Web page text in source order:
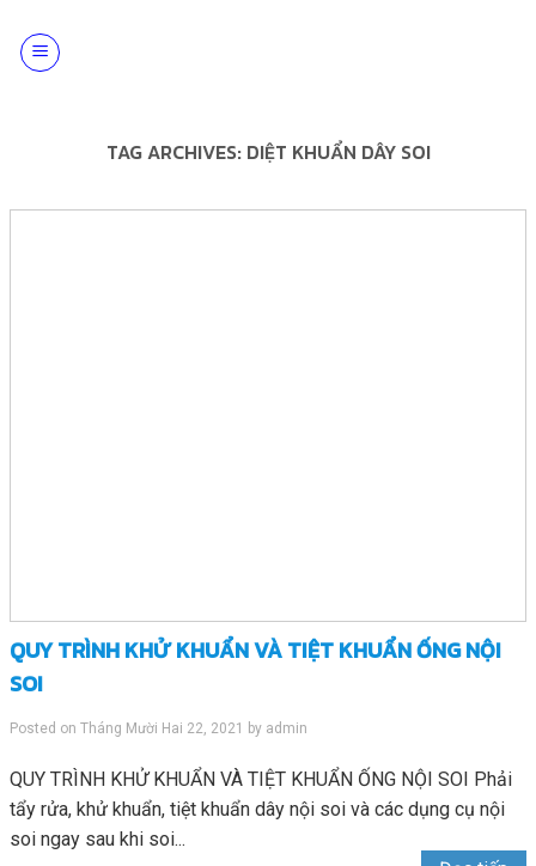
content
TAG ARCHIVES: DIỆT KHUẨN DÂY SOI
QUY TRÌNH KHỬ KHUẨN VÀ TIỆT KHUẨN ỐNG NỘI
SOI
Posted on Tháng Mười Hai 22, 2021 by admin
QUY TRÌNH KHỬ KHUẨN VÀ TIỆT KHUẨN ỐNG NỘI SOI Phải
tẩy rửa, khử khuẩn, tiệt khuẩn dây nội soi và các dụng cụ nội
soi ngay sau khi soi...